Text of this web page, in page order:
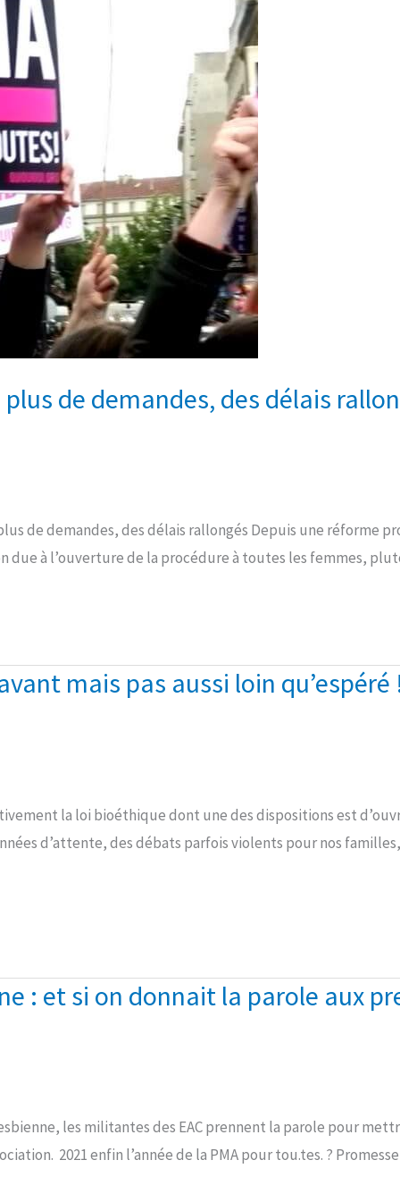
de demandes, des délais
de demandes, des délais rallongés Depuis une réforme
due à l’ouverture de la procédure à toutes les femmes,
mais pas aussi loin qu’espéré
la loi bioéthique dont une des dispositions est
d’attente, des débats parfois violents pour nos
: et si on donnait la parole aux
les militantes des EAC prennent la parole pour
2021 enfin l’année de la PMA pour tou.tes. ?